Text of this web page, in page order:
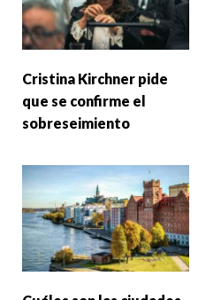
Cristina Kirchner pide
que se confirme el
sobreseimiento